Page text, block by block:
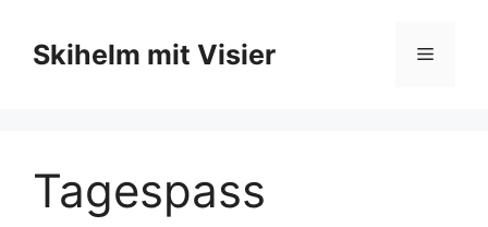
Inhalt
springenSkihelm mit Visier Menü
Tagespass